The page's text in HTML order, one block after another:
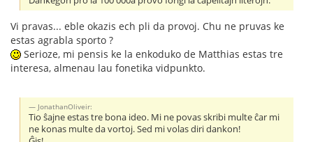
Vi pravas... eble okazis ech pli da provoj. Chu ne pruvas ke
estas agrabla sporto ?
Serioze, mi pensis ke la enkoduko de Matthias estas tre
interesa, almenau lau fonetika vidpunkto.
JonathanOliveir:
Tio ŝajne estas tre bona ideo. Mi ne povas skribi multe ĉar mi
ne konas multe da vortoj. Sed mi volas diri dankon!